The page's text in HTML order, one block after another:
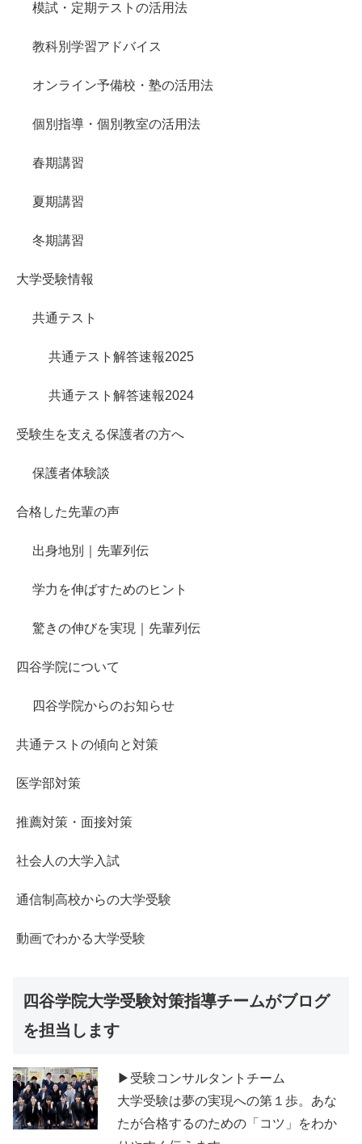
模試・定期テストの活用法
教科別学習アドバイス
オンライン予備校・塾の活用法
個別指導・個別教室の活用法
春期講習
夏期講習
冬期講習
大学受験情報
共通テスト
共通テスト解答速報2025
共通テスト解答速報2024
受験生を支える保護者の方へ
保護者体験談
合格した先輩の声
出身地別｜先輩列伝
学力を伸ばすためのヒント
驚きの伸びを実現｜先輩列伝
四谷学院について
四谷学院からのお知らせ
共通テストの傾向と対策
医学部対策
推薦対策・面接対策
社会人の大学入試
通信制高校からの大学受験
動画でわかる大学受験
四谷学院大学受験対策指導チームがブログ
を担当します
▶受験コンサルタントチーム
大学受験は夢の実現への第１歩。あな
たが合格するのための「コツ」をわか